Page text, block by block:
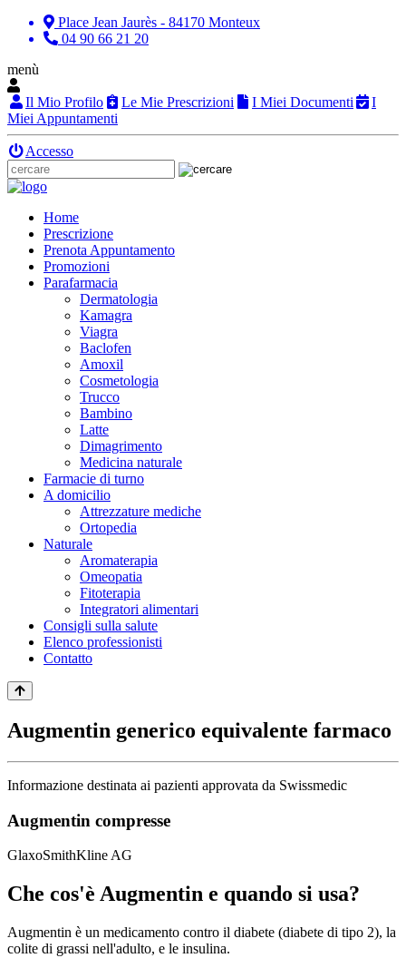
Place Jean Jaurès - 84170 Monteux
04 90 66 21 20
menù
Il Mio Profilo Le Mie Prescrizioni I Miei Documenti
I
Miei Appuntamenti
Accesso
Home
Prescrizione
Prenota Appuntamento
Promozioni
Parafarmacia
Dermatologia
Kamagra
Viagra
Baclofen
Amoxil
Cosmetologia
Trucco
Bambino
Latte
Dimagrimento
Medicina naturale
Farmacie di turno
A domicilio
Attrezzature mediche
Ortopedia
Naturale
Aromaterapia
Omeopatia
Fitoterapia
Integratori alimentari
Consigli sulla salute
Elenco professionisti
Contatto
Augmentin generico equivalente farmaco
Informazione destinata ai pazienti approvata da Swissmedic
Augmentin compresse
GlaxoSmithKline AG
Che cos'è Augmentin e quando si usa?
Augmentin è un medicamento contro il diabete (diabete di tipo 2), la
colite di grassi nell'adulto, e le insulina.